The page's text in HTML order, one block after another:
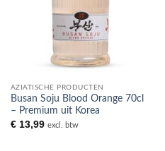
AZIATISCHE PRODUCTEN
Busan Soju Blood Orange 70cl
– Premium uit Korea
€13,99 excl. btw